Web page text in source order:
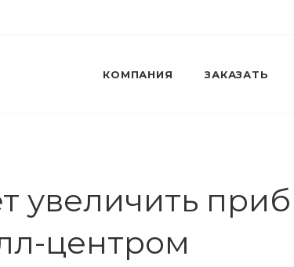
КОМПАНИЯ ЗАКАЗАТЬ
увеличить
центром